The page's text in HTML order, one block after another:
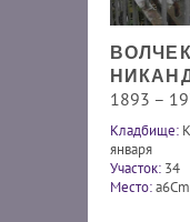
1893 –
Кладбище:
января
Участок: 34
Место:a6Cm